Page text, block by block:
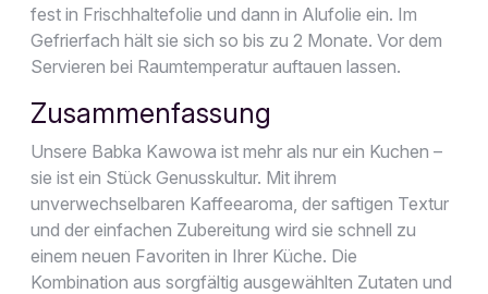
fest in Frischhaltefolie und dann in Alufolie ein. Im
Gefrierfach hält sie sich so bis zu 2 Monate. Vor dem
Servieren bei Raumtemperatur auftauen lassen.
Zusammenfassung
Unsere Babka Kawowa ist mehr als nur ein Kuchen –
sie ist ein Stück Genusskultur. Mit ihrem
unverwechselbaren Kaffeearoma, der saftigen Textur
und der einfachen Zubereitung wird sie schnell zu
einem neuen Favoriten in Ihrer Küche. Die
Kombination aus sorgfältig ausgewählten Zutaten und